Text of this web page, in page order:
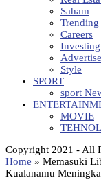
Saham
Trending
Careers
Investing
Style
SPORT
sport
MOVIE
Copyright 2021 - All
Home » Memasuki
Kualanamu